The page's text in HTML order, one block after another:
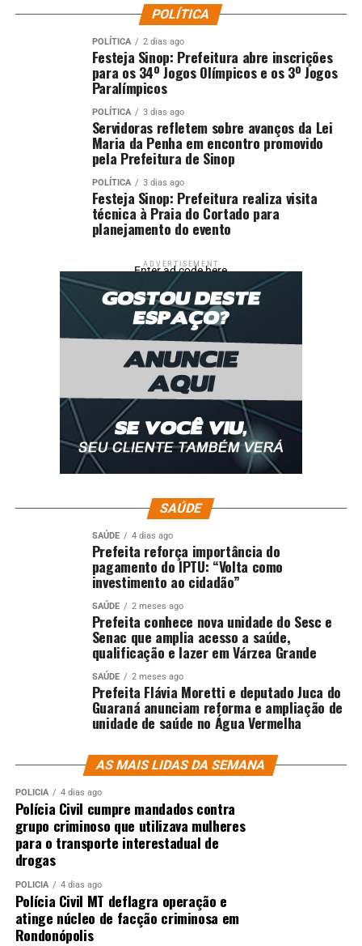
POLÍTICA
POLÍTICA 2 dias ago
Festeja Sinop: Prefeitura abre inscrições
para os 34º Jogos Olímpicos e os 3º Jogos
Paralímpicos
POLÍTICA 3 dias ago
Servidoras refletem sobre avanços da Lei
Maria da Penha em encontro promovido
pela Prefeitura de Sinop
POLÍTICA 3 dias ago
Festeja Sinop: Prefeitura realiza visita
técnica à Praia do Cortado para
planejamento do evento
ADVERTISEMENT
Enter ad code here
SAÚDE
SAÚDE 4 dias ago
Prefeita reforça importância do
pagamento do IPTU: “Volta como
investimento ao cidadão”
SAÚDE 2 meses ago
Prefeita conhece nova unidade do Sesc e
Senac que amplia acesso a saúde,
qualificação e lazer em Várzea Grande
SAÚDE 2 meses ago
Prefeita Flávia Moretti e deputado Juca do
Guaraná anunciam reforma e ampliação de
unidade de saúde no Água Vermelha
AS MAIS LIDAS DA SEMANA
POLÍCIA 4 dias ago
Polícia Civil cumpre mandados contra
grupo criminoso que utilizava mulheres
para o transporte interestadual de
drogas
POLÍCIA 4 dias ago
Polícia Civil MT deflagra operação e
atinge núcleo de facção criminosa em
Rondonópolis